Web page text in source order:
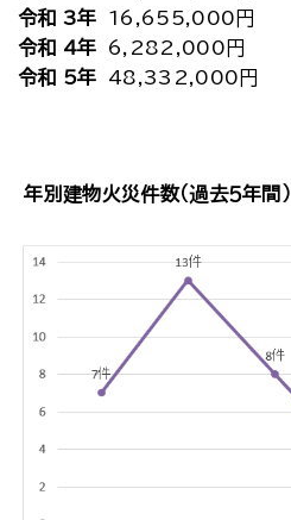
令和 3年
16,655,000円
令和 4年
6,282,000円
令和 5年
48,332,000円
年別建物火災件数（過去５年間）